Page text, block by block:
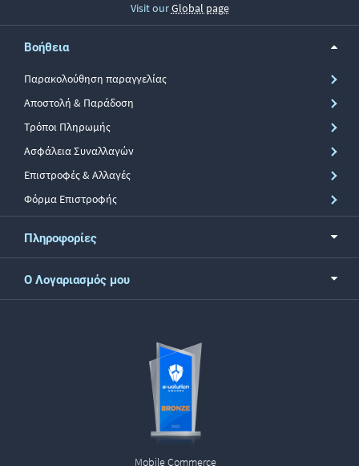
Visit ourGlobal page
Βοήθεια
Παρακολούθηση παραγγελίας
Αποστολή & Παράδοση
Τρόποι Πληρωμής
Ασφάλεια Συναλλαγών
Επιστροφές & Αλλαγές
Φόρμα Επιστροφής
Πληροφορίες
Ο Λογαριασμός μου
Mobile Commerce